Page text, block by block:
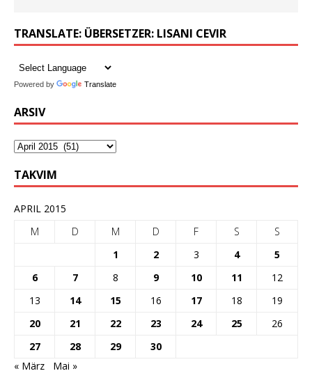
TRANSLATE: ÜBERSETZER: LISANI CEVIR
Powered by Translate
ARSIV
TAKVIM
APRIL 2015
M
D M D F S
S
1
2 3 4
5
6
7 8 9 10 11
12
13
14 15 16 17 18
19
20
21 22 23 24 25
26
27
28 29
30
« März
Mai »